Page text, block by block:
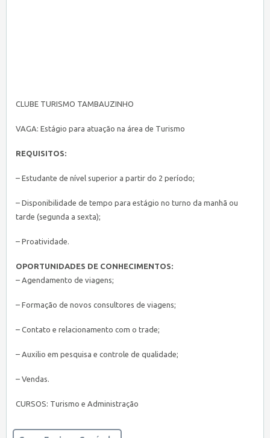
CLUBE TURISMO TAMBAUZINHO
VAGA: Estágio para atuação na área de Turismo
REQUISITOS:
– Estudante de nível superior a partir do 2 período;
– Disponibilidade de tempo para estágio no turno da manhã ou
tarde (segunda a sexta);
– Proatividade.
OPORTUNIDADES DE CONHECIMENTOS:
– Agendamento de viagens;
– Formação de novos consultores de viagens;
– Contato e relacionamento com o trade;
– Auxilio em pesquisa e controle de qualidade;
– Vendas.
CURSOS: Turismo e Administração